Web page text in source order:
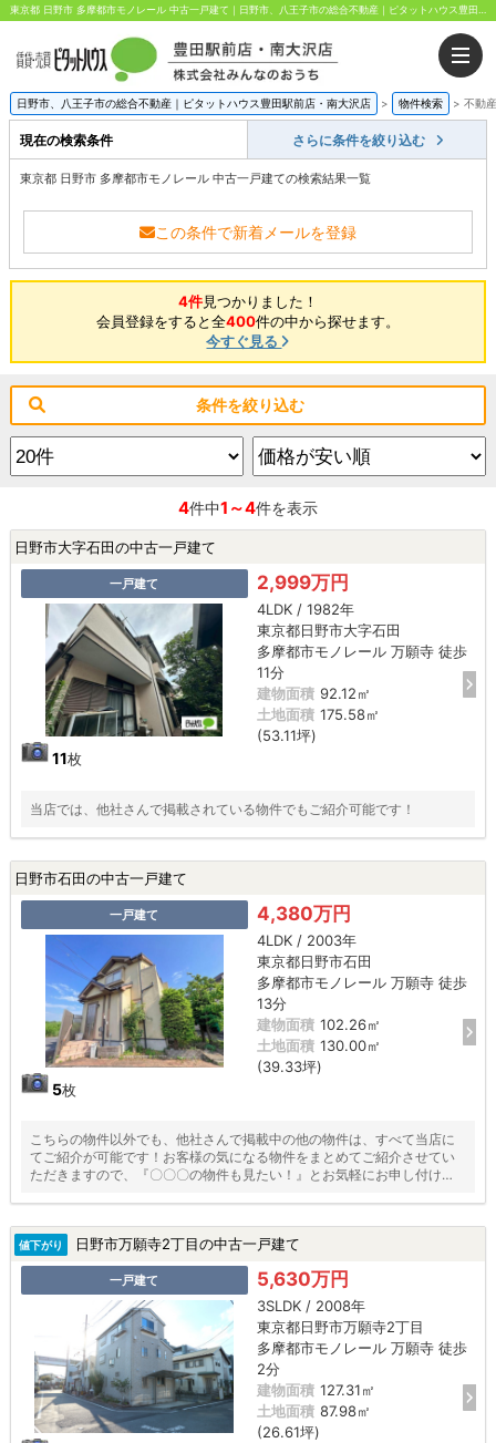
日野市、八王子市の総合不動産｜ピタットハウス豊田駅前店・南大沢店 > 物件検索 > 不動
現在の検索条件 さらに条件を絞り込む
東京都 日野市 多摩都市モノレール 中古一戸建ての検索結果一覧
この条件で新着メールを登録
4件見つかりました！
会員登録をすると全400件の中から探せます。
今すぐ見る
条件を絞り込む
4件中1～4件を表示
日野市大字石田の中古一戸建て
一戸建て
11枚
2,999万円
4LDK / 1982年
東京都日野市大字石田
多摩都市モノレール 万願寺 徒歩
11分
建物面積 92.12㎡
土地面積 175.58㎡
(53.11坪)
当店では、他社さんで掲載されている物件でもご紹介可能です！
日野市石田の中古一戸建て
一戸建て
5枚
4,380万円
4LDK / 2003年
東京都日野市石田
多摩都市モノレール 万願寺 徒歩
13分
建物面積 102.26㎡
土地面積 130.00㎡
(39.33坪)
こちらの物件以外でも、他社さんで掲載中の他の物件は、すべて当店に
てご紹介が可能です！お客様の気になる物件をまとめてご紹介させてい
ただきますので、『〇〇〇の物件も見たい！』とお気軽にお申し付けく
値下がり 日野市万願寺2丁目の中古一戸建て
一戸建て 5,630万円
3SLDK / 2008年
東京都日野市万願寺2丁目
多摩都市モノレール 万願寺 徒歩
2分
建物面積 127.31㎡
土地面積 87.98㎡
(26.61坪)